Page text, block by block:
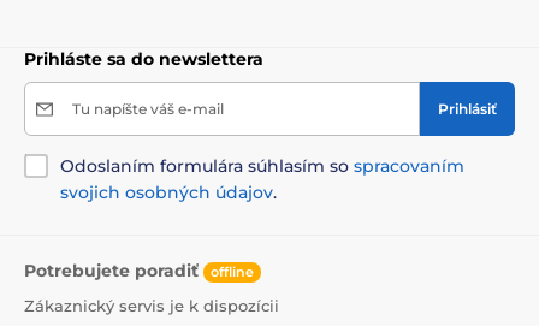
Lankové Pre stredné psy
Potreby na venčenie
Prihláste sa do newslettera
Tu napíšte váš e-mail Prihlásiť
Odoslaním formulára súhlasím so spracovaním
svojich osobných údajov.
Potrebujete poradiť offline
Zákaznický servis je k dispozícii